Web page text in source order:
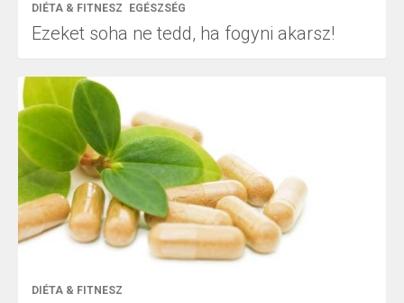
DIÉTA & FITNESZ EGÉSZSÉG
Ezeket soha ne tedd, ha fogyni akarsz!
DIÉTA & FITNESZ